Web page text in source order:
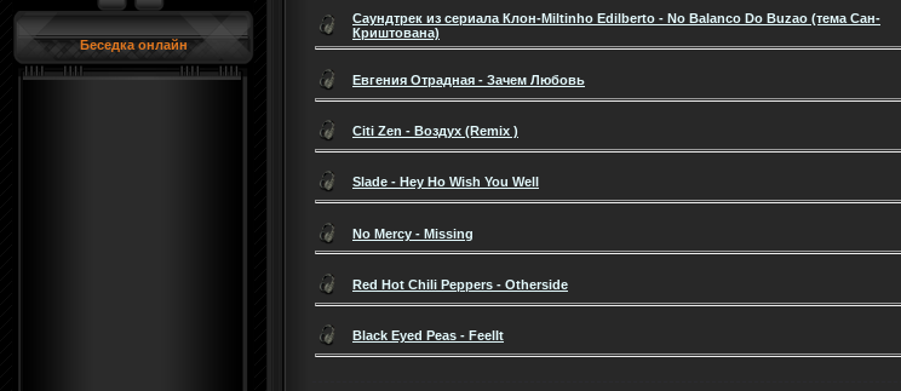
Беседка онлайн
Cаундтрек из сериала Клон-Miltinho Edilberto - No Balanco Do Buzao (тема Сан-
Криштована)
Евгения Отрадная - Зачем Любовь
Citi Zen - Воздух (Remix )
Slade - Hey Ho Wish You Well
No Mercy - Missing
Red Hot Chili Peppers - Otherside
Black Eyed Peas - FeelIt